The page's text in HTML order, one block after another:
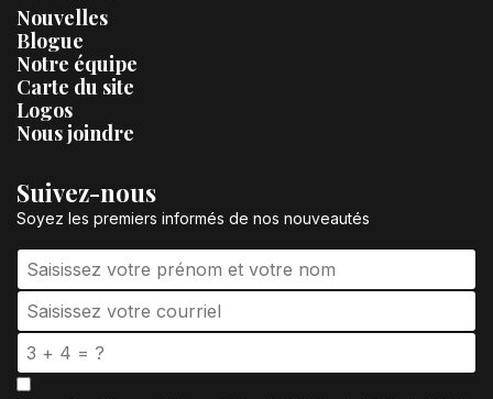
Nouvelles
Blogue
Notre équipe
Carte du site
Logos
Nous joindre
Suivez-nous
Soyez les premiers informés de nos nouveautés